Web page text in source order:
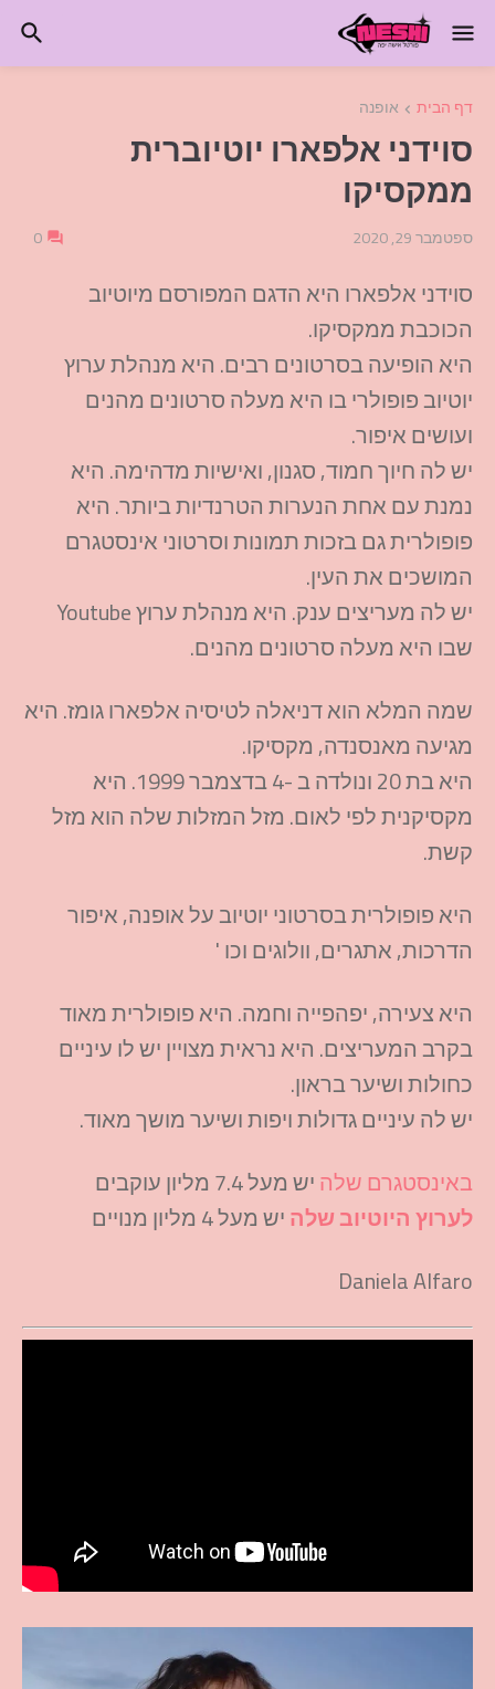
דף הבית אופנה
סוידני אלפארו יוטיוברית
ממקסיקו
ספטמבר 29, 2020 0
סוידני אלפארו היא הדגם המפורסם מיוטיוב
הכוכבת ממקסיקו.
היא הופיעה בסרטונים רבים. היא מנהלת ערוץ
יוטיוב פופולרי בו היא מעלה סרטונים מהנים
ועושים איפור.
יש לה חיוך חמוד, סגנון, ואישיות מדהימה. היא
נמנת עם אחת הנערות הטרנדיות ביותר. היא
פופולרית גם בזכות תמונות וסרטוני אינסטגרם
המושכים את העין.
יש לה מעריצים ענק. היא מנהלת ערוץ Youtube
שבו היא מעלה סרטונים מהנים.
שמה המלא הוא דניאלה לטיסיה אלפארו גומז. היא
מגיעה מאנסנדה, מקסיקו.
היא בת 20 ונולדה ב -4 בדצמבר 1999. היא
מקסיקנית לפי לאום. מזל המזלות שלה הוא מזל
קשת.
היא פופולרית בסרטוני יוטיוב על אופנה, איפור
הדרכות, אתגרים, וולוגים וכו '
היא צעירה, יפהפייה וחמה. היא פופולרית מאוד
בקרב המעריצים. היא נראית מצויין יש לו עיניים
כחולות ושיער בראון.
יש לה עיניים גדולות ויפות ושיער מושך מאוד.
באינסטגרם שלהיש מעל 7.4 מליון עוקבים
לערוץ היוטיוב שלהיש מעל 4 מליון מנויים
Daniela Alfaro